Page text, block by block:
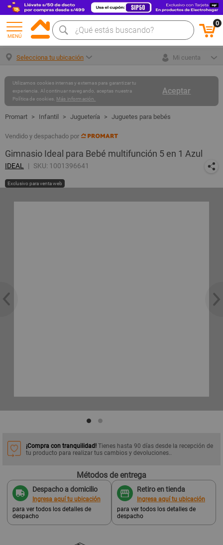
MENÚ
0
Selecciona tu ubicación Mi cuenta
Aceptar
Utilizamos cookies internas y externas para garantizar tu
experiencia. Al continuar navegando, aceptas nuestra
Política de cookies. Más información.
Infantil Juguetería Juguetes para bebés
Vendido y despachado por
Gimnasio Ideal para Bebé multifunción 5 en 1 Azul
IDEAL SKU: 1001396641
Exclusivo para venta web
¡Compra con tranquilidad! Tienes hasta 90 días desde la recepción de
tu producto para realizar tus cambios y devoluciones..
Métodos de entrega
Despacho a domicilio
Ingresa aquí tu ubicación
para ver todos los detalles de
despacho
Retiro en tienda
Ingresa aquí tu ubicación
para ver todos los detalles de
despacho